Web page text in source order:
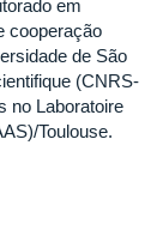
em
cooperação
de São
(CNRS-
no Laboratoire
Toulouse.